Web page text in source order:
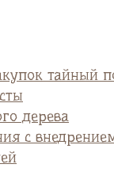
тайный
дерева
с